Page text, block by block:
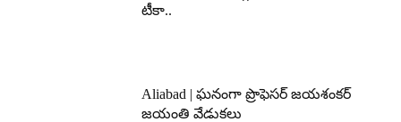
టీకా..
Aliabad | ఘనంగా ప్రొఫెసర్ జయశంకర్
జయంతి వేడుకలు